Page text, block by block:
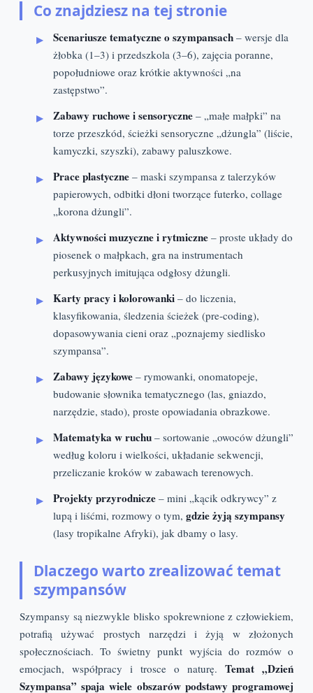
Co znajdziesz na tej stronie
Scenariusze tematyczne o szympansach – wersje dla
żłobka (1–3) i przedszkola (3–6), zajęcia poranne,
popołudniowe oraz krótkie aktywności „na
zastępstwo”.
Zabawy ruchowe i sensoryczne – „małe małpki” na
torze przeszkód, ścieżki sensoryczne „dżungla” (liście,
kamyczki, szyszki), zabawy paluszkowe.
Prace plastyczne – maski szympansa z talerzyków
papierowych, odbitki dłoni tworzące futerko, collage
„korona dżungli”.
Aktywności muzyczne i rytmiczne – proste układy do
piosenek o małpkach, gra na instrumentach
perkusyjnych imitująca odgłosy dżungli.
Karty pracy i kolorowanki – do liczenia,
klasyfikowania, śledzenia ścieżek (pre‑coding),
dopasowywania cieni oraz „poznajemy siedlisko
szympansa”.
Zabawy językowe – rymowanki, onomatopeje,
budowanie słownika tematycznego (las, gniazdo,
narzędzie, stado), proste opowiadania obrazkowe.
Matematyka w ruchu – sortowanie „owoców dżungli”
według koloru i wielkości, układanie sekwencji,
przeliczanie kroków w zabawach terenowych.
Projekty przyrodnicze – mini „kącik odkrywcy” z
lupą i liśćmi, rozmowy o tym, gdzie żyją szympansy
(lasy tropikalne Afryki), jak dbamy o lasy.
Dlaczego warto zrealizować temat
szympansów
Szympansy są niezwykle blisko spokrewnione z człowiekiem,
potrafią używać prostych narzędzi i żyją w złożonych
społecznościach. To świetny punkt wyjścia do rozmów o
emocjach, współpracy i trosce o naturę. Temat „Dzień
Szympansa” spaja wiele obszarów podstawy programowej